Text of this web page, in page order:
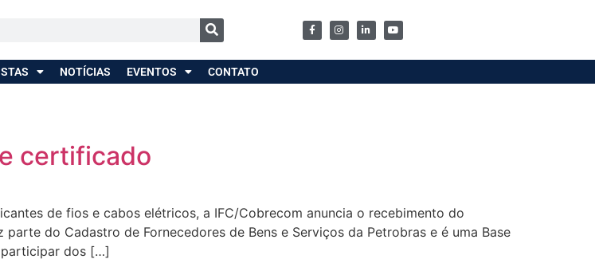
NOTÍCIAS EVENTOS CONTATO
certificado
de fios e cabos elétricos, a IFC/Cobrecom anuncia o recebimento do
do Cadastro de Fornecedores de Bens e Serviços da Petrobras e é uma Base
participar dos […]